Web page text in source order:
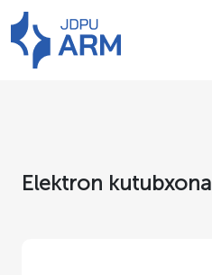
Elektron kutubxona